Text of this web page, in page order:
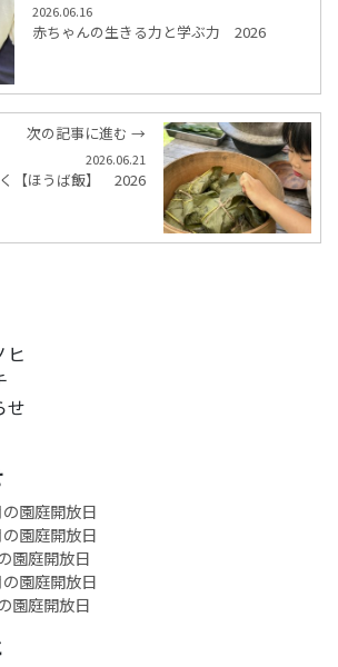
2026.06.16
赤ちゃんの生きる力と学ぶ力 2026
次の記事に進む →
2026.06.21
【ほうば飯】 2026
ヒ
せ
園庭開放日
園庭開放日
園庭開放日
の園庭開放日
園庭開放日